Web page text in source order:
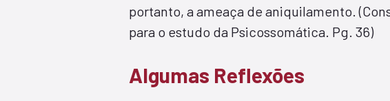
portanto, a ameaça de aniquilamento.
para o estudo da Psicossomática. Pg. 36)
Algumas Reflexões